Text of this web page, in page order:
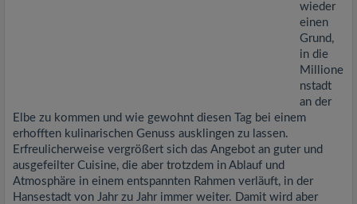
wieder
einen
Grund,
in die
Millione
nstadt
an der
Elbe zu kommen und wie gewohnt diesen Tag bei einem
erhofften kulinarischen Genuss ausklingen zu lassen.
Erfreulicherweise vergrößert sich das Angebot an guter und
ausgefeilter Cuisine, die aber trotzdem in Ablauf und
Atmosphäre in einem entspannten Rahmen verläuft, in der
Hansestadt von Jahr zu Jahr immer weiter. Damit wird aber